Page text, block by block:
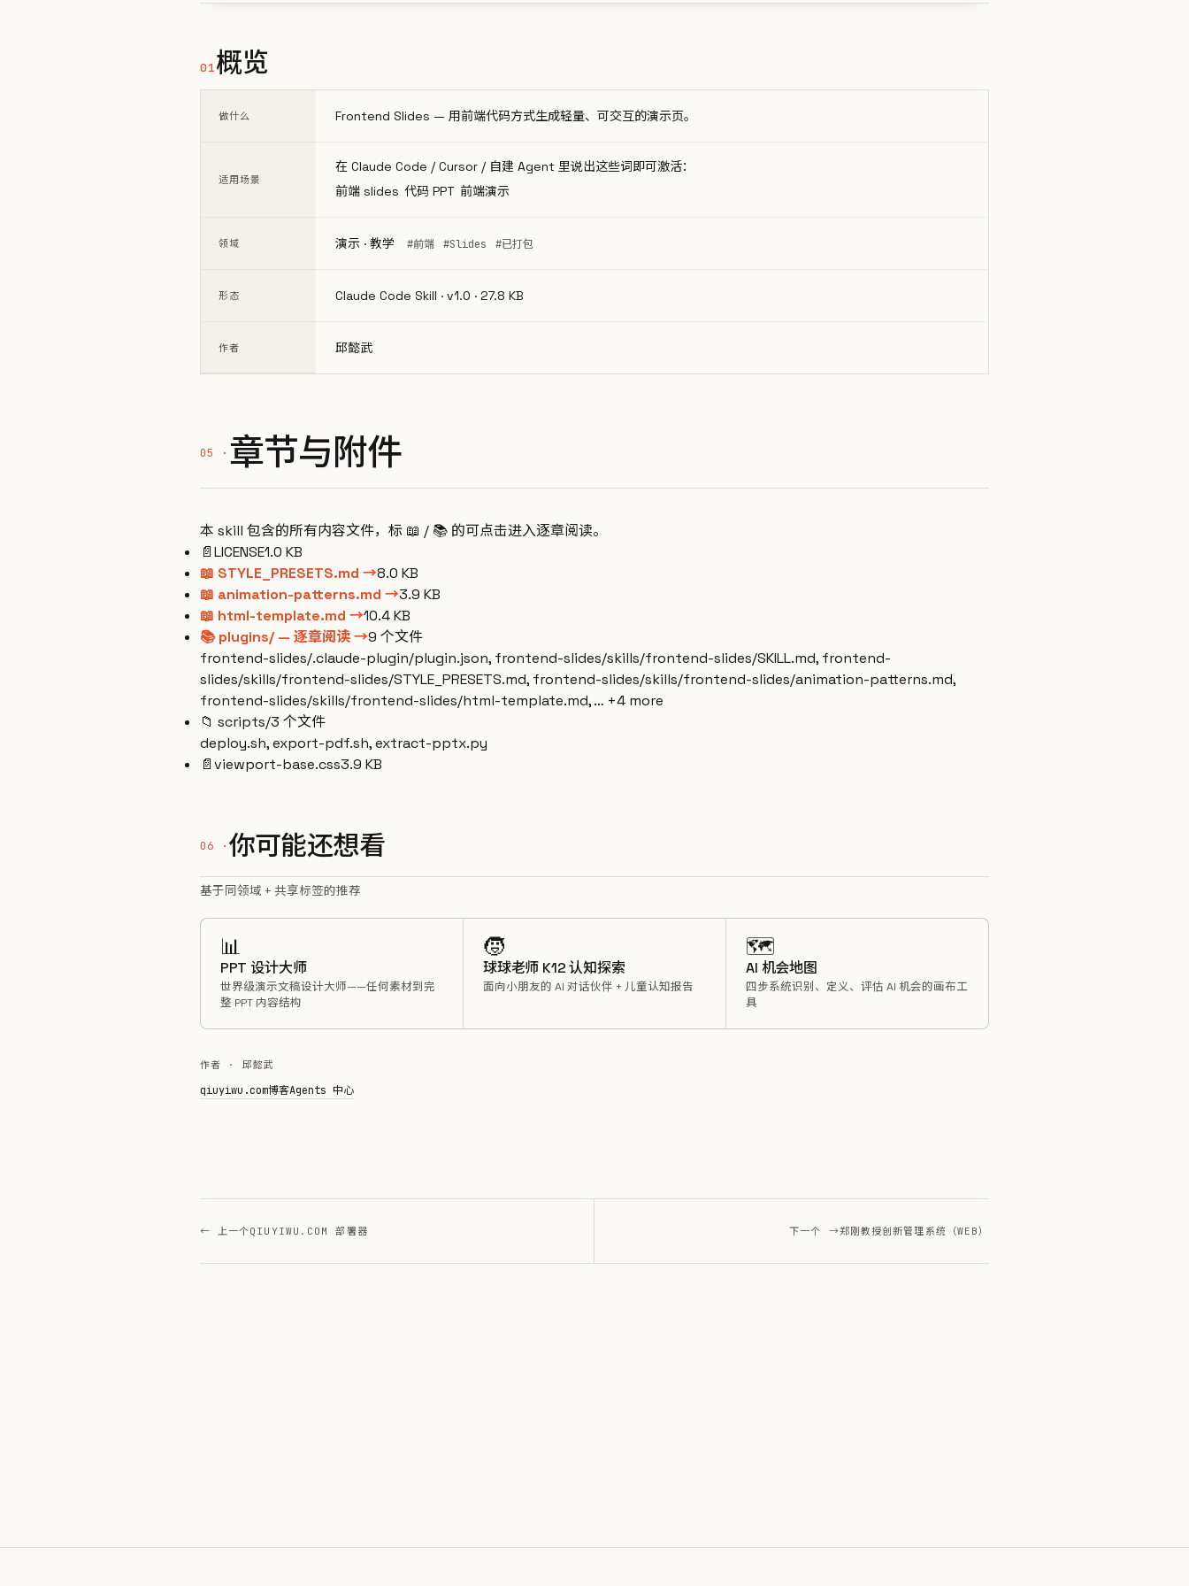
01概览
做什么 Frontend Slides — 用前端代码方式生成轻量、可交互的演示页。
适用场景
在 Claude Code / Cursor / 自建 Agent 里说出这些词即可激活：
前端 slides 代码 PPT 前端演示
领域 演示 · 教学 #前端 #Slides #已打包
形态 Claude Code Skill · v1.0 · 27.8 KB
作者 邱懿武
章节与附件
本 skill 包含的所有内容文件，标 📖 / 📚 的可点击进入逐章阅读。
📄LICENSE1.0 KB
📖 STYLE_PRESETS.md →8.0 KB
📖 animation-patterns.md →3.9 KB
📖 html-template.md →10.4 KB
📚 plugins/ — 逐章阅读 →9 个文件
frontend-slides/.claude-plugin/plugin.json, frontend-slides/skills/frontend-slides/SKILL.md, frontend-
slides/skills/frontend-slides/STYLE_PRESETS.md, frontend-slides/skills/frontend-slides/animation-patterns.md,
frontend-slides/skills/frontend-slides/html-template.md, … +4 more
📁 scripts/3 个文件
deploy.sh, export-pdf.sh, extract-pptx.py
📄viewport-base.css3.9 KB
你可能还想看
基于同领域 + 共享标签的推荐
📊
PPT 设计大师
世界级演示文稿设计大师——任何素材到完
整 PPT 内容结构
🧒
球球老师 K12 认知探索
面向小朋友的 AI 对话伙伴 + 儿童认知报告
🗺️
AI 机会地图
四步系统识别、定义、评估 AI 机会的画布工
具
作者 · 邱懿武
qiuyiwu.com博客Agents 中心
← 上一个QIUYIWU.COM 部署器 下一个 →郑刚教授创新管理系统（WEB）